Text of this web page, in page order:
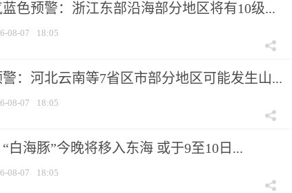
色预警：浙江东部沿海部分地区将有10级...
08-07 18:05
：河北云南等7省区市部分地区可能发生山...
08-07 18:05
白海豚”今晚将移入东海 或于9至10日...
08-07 18:05